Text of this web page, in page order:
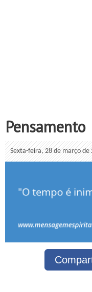
Pensamento
Sexta-feira, 28 de março de